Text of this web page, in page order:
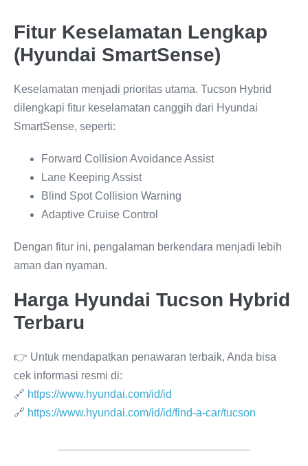
Fitur Keselamatan Lengkap
(Hyundai SmartSense)
Keselamatan menjadi prioritas utama. Tucson Hybrid
dilengkapi fitur keselamatan canggih dari Hyundai
SmartSense, seperti:
Forward Collision Avoidance Assist
Lane Keeping Assist
Blind Spot Collision Warning
Adaptive Cruise Control
Dengan fitur ini, pengalaman berkendara menjadi lebih
aman dan nyaman.
Harga Hyundai Tucson Hybrid
Terbaru
👉 Untuk mendapatkan penawaran terbaik, Anda bisa
cek informasi resmi di:
🔗 https://www.hyundai.com/id/id
🔗 https://www.hyundai.com/id/id/find-a-car/tucson